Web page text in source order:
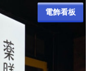
電飾看板